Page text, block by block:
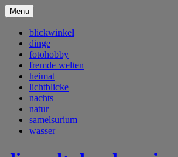
Menu
blickwinkel
dinge
fotohobby
fremde welten
heimat
lichtblicke
nachts
natur
samelsurium
wasser